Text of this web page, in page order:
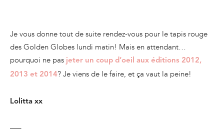
Je vous donne tout de suite rendez-vous pour le tapis rouge
des Golden Globes lundi matin! Mais en attendant…
pourquoi ne pas jeter un coup d’oeil aux éditions 2012,
2013 et 2014? Je viens de le faire, et ça vaut la peine!
Lolitta xx
—–